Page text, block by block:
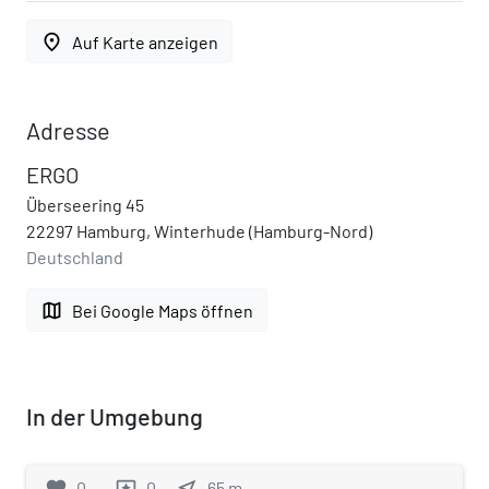
place Auf Karte anzeigen
Adresse
ERGO
Überseering 45
22297 Hamburg, Winterhude (Hamburg-Nord)
Deutschland
map Bei Google Maps öffnen
In der Umgebung